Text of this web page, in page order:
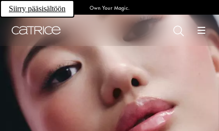
Siirry pääsisältöön Own Your Magic.